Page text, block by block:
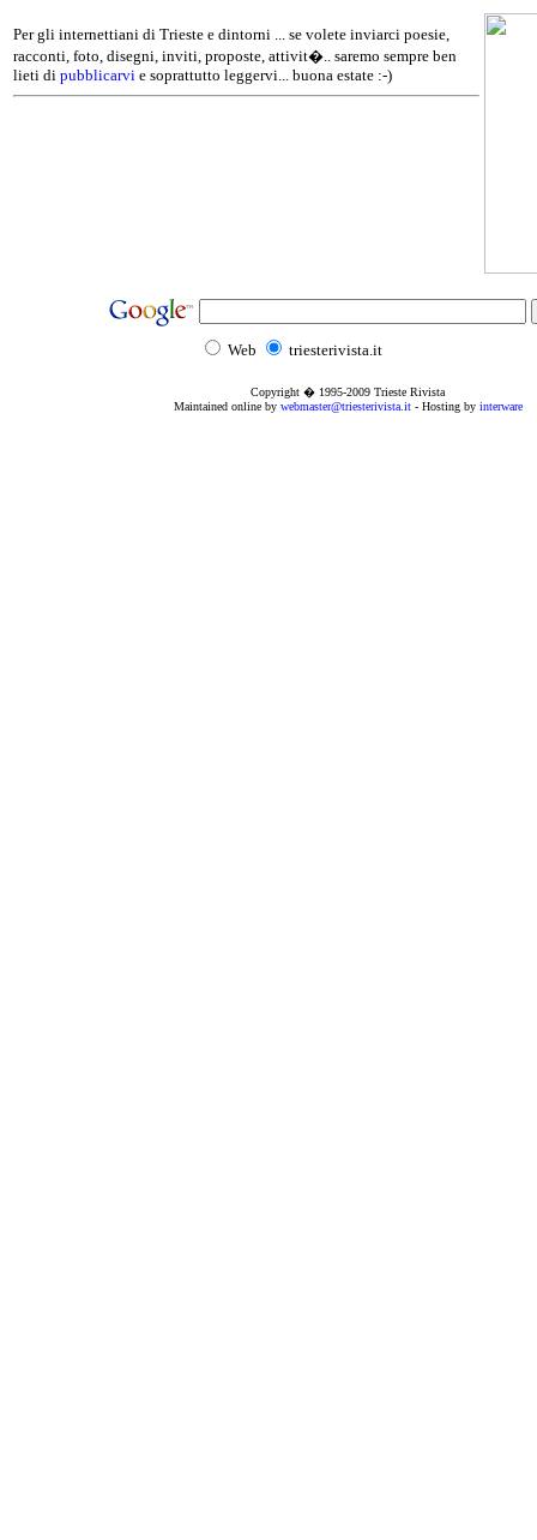
Per gli internettiani di Trieste e dintorni ... se volete inviarci poesie,
racconti, foto, disegni, inviti, proposte, attivit�.. saremo sempre ben
lieti di pubblicarvi e soprattutto leggervi... buona estate :-)
Web triesterivista.it
Copyright � 1995-2009 Trieste Rivista
Maintained online by webmaster@triesterivista.it- Hosting by interware